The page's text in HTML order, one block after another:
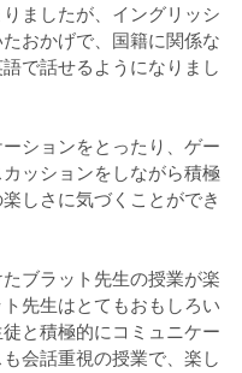
ましたが、イングリッシ
おかげで、国籍に関係な
で話せるようになりまし
ションをとったり、ゲー
ッションをしながら積極
しさに気づくことができ
ブラット先生の授業が楽
先生はとてもおもしろい
と積極的にコミュニケー
会話重視の授業で、楽し